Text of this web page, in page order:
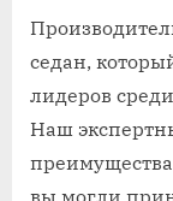
седан,
лидеров
Наш